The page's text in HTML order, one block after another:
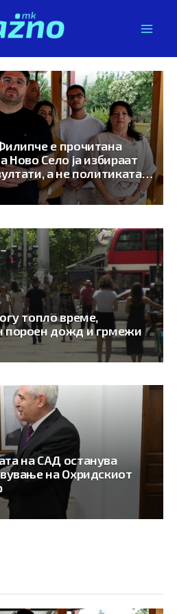
е прочитана
Ново Село ја избираат
а не политиката
топло време,
пороен дожд и грмежи
на САД останува
на Охридскиот